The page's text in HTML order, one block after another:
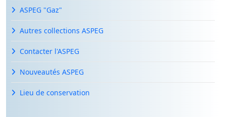
ASPEG "Gaz"
Autres collections ASPEG
Contacter l'ASPEG
Nouveautés ASPEG
Lieu de conservation